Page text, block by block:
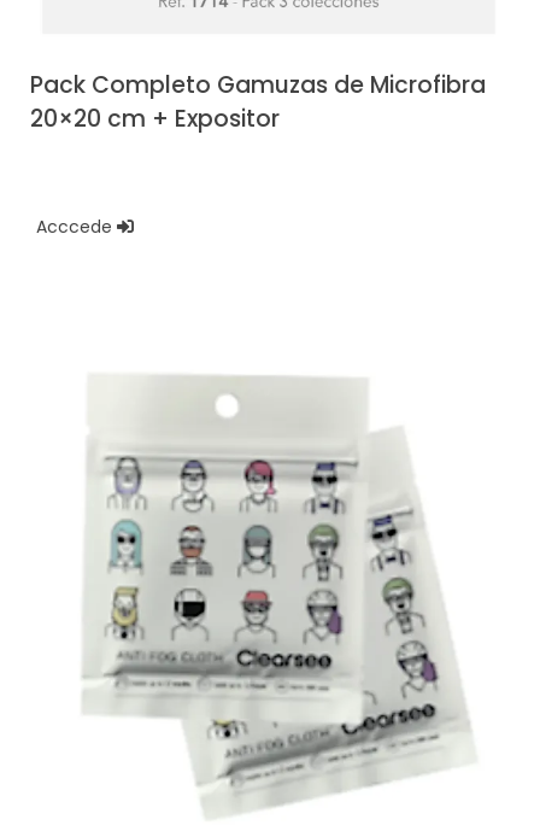
Pack Completo Gamuzas de Microfibra
20×20 cm + Expositor
Acccede